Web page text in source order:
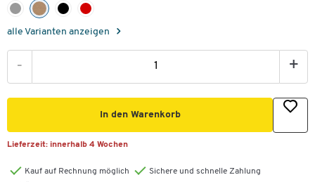
alle Varianten anzeigen
- +
In den Warenkorb
Lieferzeit: innerhalb 4 Wochen
Kauf auf Rechnung möglich
Sichere und schnelle Zahlung